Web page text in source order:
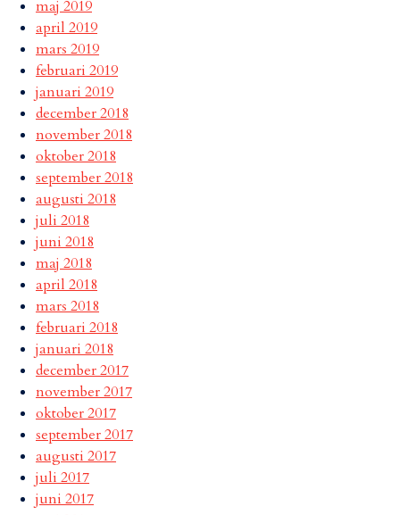
maj 2019
april 2019
mars 2019
februari 2019
januari 2019
december 2018
november 2018
oktober 2018
september 2018
augusti 2018
juli 2018
juni 2018
maj 2018
april 2018
mars 2018
februari 2018
januari 2018
december 2017
november 2017
oktober 2017
september 2017
augusti 2017
juli 2017
juni 2017